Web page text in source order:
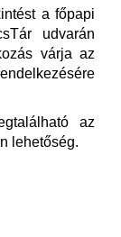
a főpapi
udvarán
várja az
az
lehetőség.